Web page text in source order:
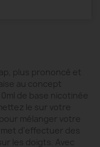
plus prononcé et
au concept
de base nicotinée
le sur votre
mélanger votre
d'effectuer des
les doigts. Avec